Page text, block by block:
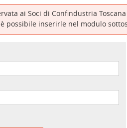
DI CONTROLLO
PICCOLA
ai Soci di Confindustria Toscana
possibile inserirle nel modulo